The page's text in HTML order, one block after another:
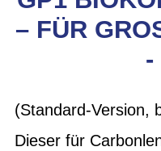
– FÜR
(Standard-Version,
Dieser für